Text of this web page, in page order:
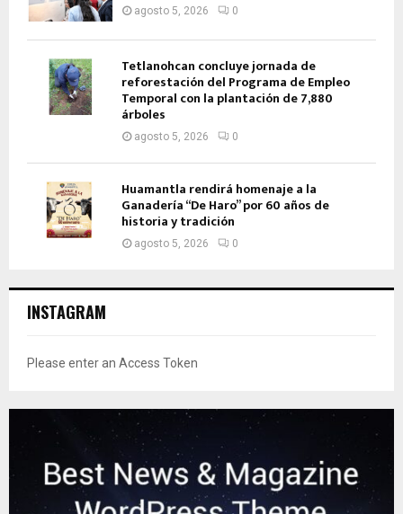
agosto 5, 2026 0
Tetlanohcan concluye jornada de
reforestación del Programa de Empleo
Temporal con la plantación de 7,880
árboles
agosto 5, 2026 0
Huamantla rendirá homenaje a la
Ganadería “De Haro” por 60 años de
historia y tradición
agosto 5, 2026 0
INSTAGRAM
Please enter an Access Token